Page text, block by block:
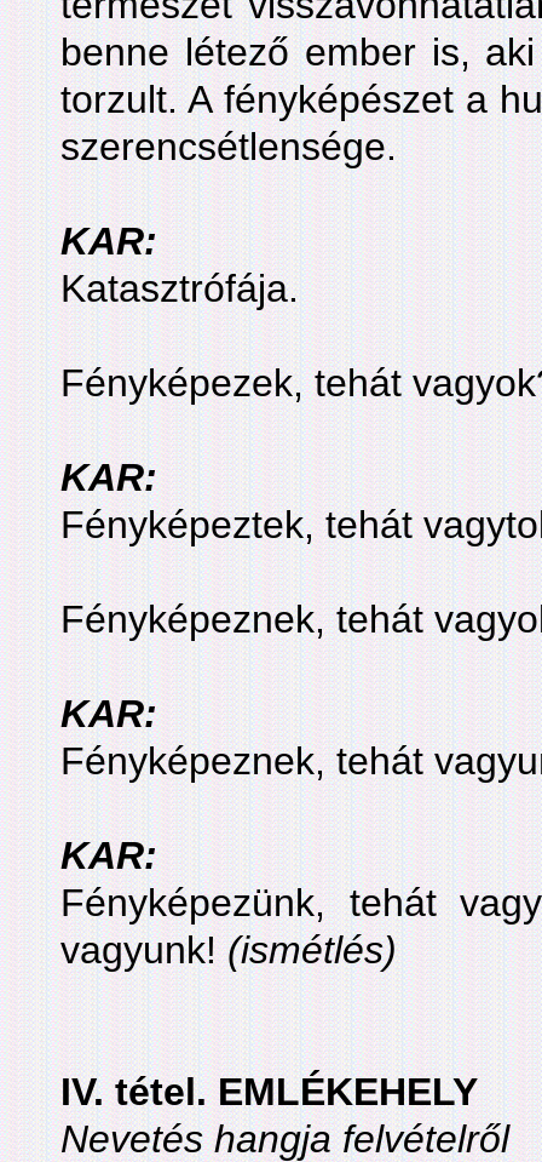
benne létező ember is,
torzult. A fényképészet a
szerencsétlensége.
KAR:
Katasztrófája.
Fényképezek, tehát
KAR:
Fényképeztek, tehát
Fényképeznek, tehát
KAR:
Fényképeznek, tehát
KAR:
Fényképezünk, tehát
vagyunk!(ismétlés)
IV. tétel. EMLÉKEHELY
Nevetés hangja felvételről